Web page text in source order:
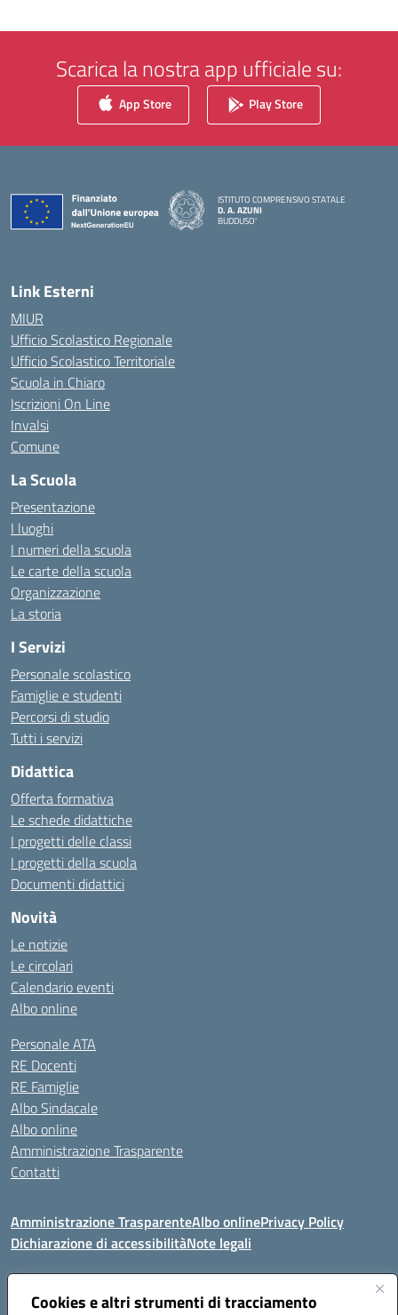
Cookies e altri strumenti di tracciamento
Scarica la nostra app ufficiale su:
App Store Play Store
ISTITUTO COMPRENSIVO STATALE
D. A. AZUNI
BUDDUSO'
Link Esterni
MIUR
Ufficio Scolastico Regionale
Ufficio Scolastico Territoriale
Scuola in Chiaro
Iscrizioni On Line
Invalsi
Comune
La Scuola
Presentazione
I luoghi
I numeri della scuola
Le carte della scuola
Organizzazione
La storia
I Servizi
Personale scolastico
Famiglie e studenti
Percorsi di studio
Tutti i servizi
Didattica
Offerta formativa
Le schede didattiche
I progetti delle classi
I progetti della scuola
Documenti didattici
Novità
Le notizie
Le circolari
Calendario eventi
Albo online
Personale ATA
RE Docenti
RE Famiglie
Albo Sindacale
Albo online
Amministrazione Trasparente
Contatti
Amministrazione TrasparenteAlbo onlinePrivacy Policy
Dichiarazione di accessibilitàNote legali